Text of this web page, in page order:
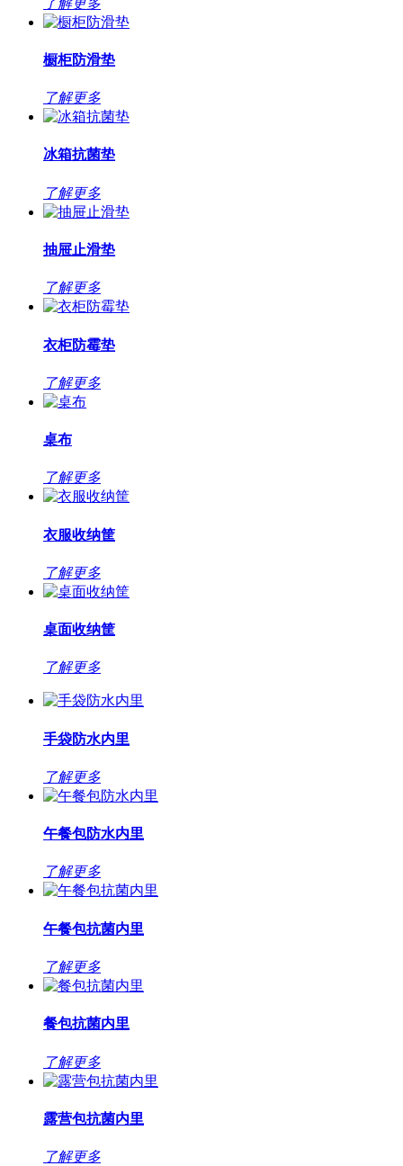
橱柜防滑垫
了解更多
冰箱抗菌垫
了解更多
抽屉止滑垫
了解更多
衣柜防霉垫
了解更多
桌布
了解更多
衣服收纳筐
了解更多
桌面收纳筐
了解更多
手袋防水内里
了解更多
午餐包防水内里
了解更多
午餐包抗菌内里
了解更多
餐包抗菌内里
了解更多
露营包抗菌内里
了解更多